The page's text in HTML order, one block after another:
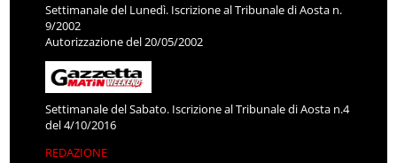
Settimanale del Lunedì. Iscrizione al Tribunale di Aosta n.
9/2002
Autorizzazione del 20/05/2002
Settimanale del Sabato. Iscrizione al Tribunale di Aosta n.4
del 4/10/2016
REDAZIONE